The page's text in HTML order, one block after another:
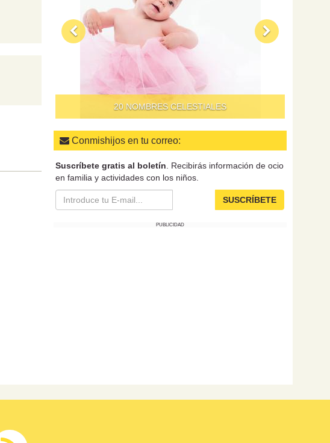
20 NOMBRES CELESTIALES
Conmishijos en tu correo:
Suscríbete gratis al boletín . Recibirás información de ocio
en familia y actividades con los niños.
SUSCRÍBETE
PUBLICIDAD